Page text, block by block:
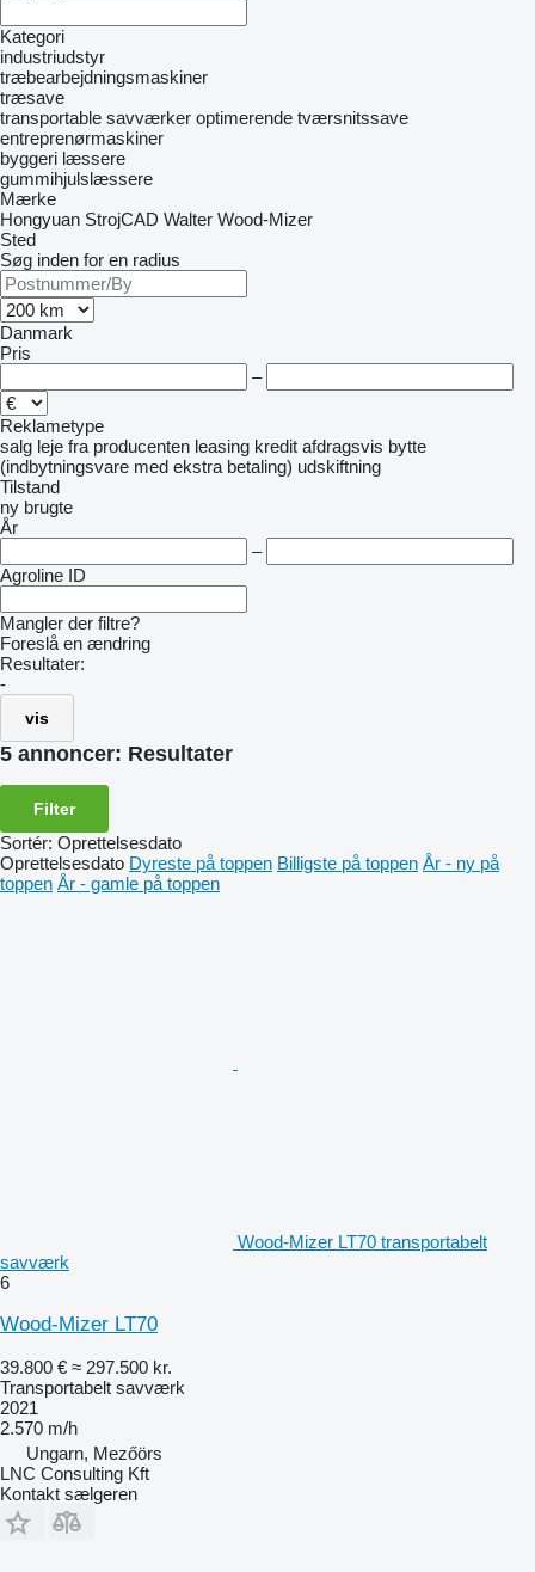
Kategori
industriudstyr
træbearbejdningsmaskiner
træsave
transportable savværker optimerende tværsnitssave
entreprenørmaskiner
byggeri læssere
gummihjulslæssere
Mærke
Hongyuan StrojCAD Walter Wood-Mizer
Sted
Søg inden for en radius
Danmark
Pris
–
Reklametype
salg leje fra producenten leasing kredit afdragsvis bytte
(indbytningsvare med ekstra betaling) udskiftning
Tilstand
ny brugte
År
–
Agroline ID
Mangler der filtre?
Foreslå en ændring
Resultater:
-
vis
5 annoncer: Resultater
Filter
Sortér: Oprettelsesdato
Oprettelsesdato Dyreste på toppen Billigste på toppen År - ny på
toppen År - gamle på toppen
Wood-Mizer LT70 transportabelt
savværk
6
Wood-Mizer LT70
39.800 € ≈ 297.500 kr.
Transportabelt savværk
2021
2.570 m/h
Ungarn, Mezőörs
LNC Consulting Kft
Kontakt sælgeren